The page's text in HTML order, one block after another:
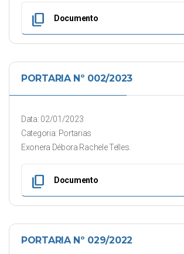
content_copy Documento
PORTARIA Nº 002/2023
Data: 02/01/2023
Categoria: Portarias
Exonera Débora Rachele Telles.
content_copy Documento
PORTARIA Nº 029/2022